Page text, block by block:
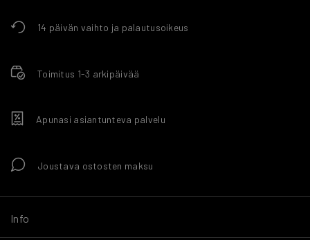
14 päivän vaihto ja palautusoikeus
Toimitus 1-3 arkipäivää
Apunasi asiantunteva palvelu
Joustava ostosten maksu
Info